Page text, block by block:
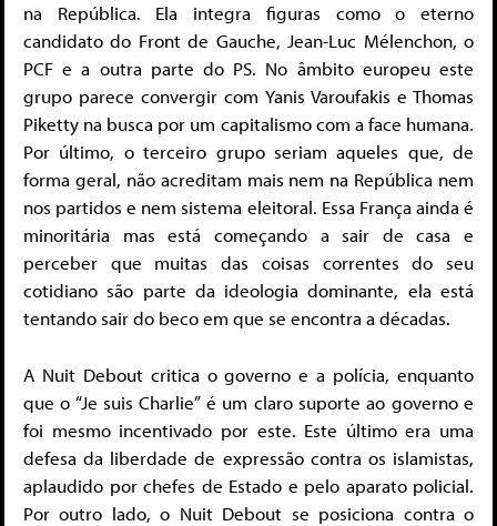
na República. Ela integra figuras como o eterno
candidato do Front de Gauche, Jean-Luc Mélenchon, o
PCF e a outra parte do PS. No âmbito europeu este
grupo parece convergir com Yanis Varoufakis e Thomas
Piketty na busca por um capitalismo com a face humana.
Por último, o terceiro grupo seriam aqueles que, de
forma geral, não acreditam mais nem na República nem
nos partidos e nem sistema eleitoral. Essa França ainda é
minoritária mas está começando a sair de casa e
perceber que muitas das coisas correntes do seu
cotidiano são parte da ideologia dominante, ela está
tentando sair do beco em que se encontra a décadas.
A Nuit Debout critica o governo e a polícia, enquanto
que o “Je suis Charlie” é um claro suporte ao governo e
foi mesmo incentivado por este. Este último era uma
defesa da liberdade de expressão contra os islamistas,
aplaudido por chefes de Estado e pelo aparato policial.
Por outro lado, o Nuit Debout se posiciona contra o